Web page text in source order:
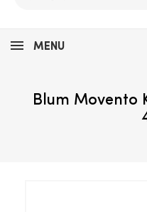
MENU
Blum Movento